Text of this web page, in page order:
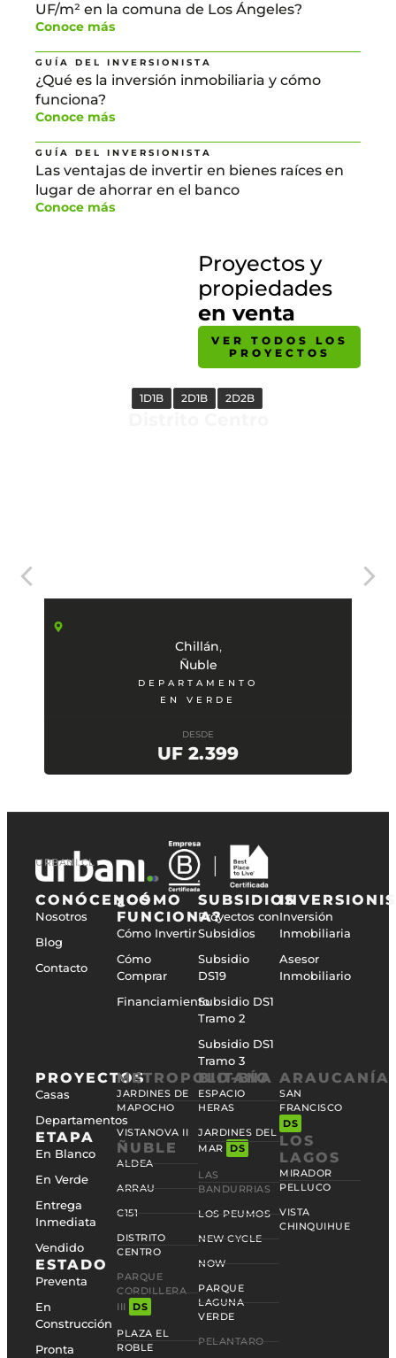
UF/m² en la comuna de Los Ángeles?
Conoce más
GUÍA DEL INVERSIONISTA
¿Qué es la inversión inmobiliaria y cómo
funciona?
Conoce más
GUÍA DEL INVERSIONISTA
Las ventajas de invertir en bienes raíces en
lugar de ahorrar en el banco
Conoce más
Proyectos y
propiedades
en venta
VER TODOS LOS
PROYECTOS
1D1B 2D1B 2D2B
Chillán,
Ñuble
DEPARTAMENTO
EN VERDE
DESDE
UF 2.399
URBANI.CL
CONÓCENOS
Nosotros
Blog
Contacto
¿CÓMO
FUNCIONA?
Cómo Invertir
Cómo
Comprar
Financiamiento
SUBSIDIOS
Proyectos con
Subsidios
Subsidio
DS19
Subsidio DS1
Tramo 2
Subsidio DS1
Tramo 3
Inversión
Inmobiliaria
Asesor
Inmobiliario
PROYECTOS
Casas
Departamentos
ETAPA
En Blanco
En Verde
Entrega
Inmediata
Vendido
ESTADO
Preventa
En
Construcción
Pronta
METROPOLITANA
JARDINES DE
MAPOCHO
VISTANOVA II
ÑUBLE
ALDEA
ARRAU
C151
DISTRITO
CENTRO
PARQUE
CORDILLERA
III
DS
PLAZA EL
ROBLE
BIO-BÍO
ESPACIO
HERAS
JARDINES DEL
MAR
DS
LAS
BANDURRIAS
LOS PEUMOS
NEW CYCLE
NOW
PARQUE
LAGUNA
VERDE
PELANTARO
ARAUCANÍA
SAN
FRANCISCO
DS
LOS
LAGOS
MIRADOR
PELLUCO
VISTA
CHINQUIHUE